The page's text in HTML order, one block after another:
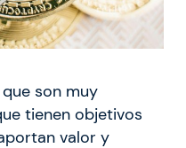
son muy
tienen objetivos
valor y